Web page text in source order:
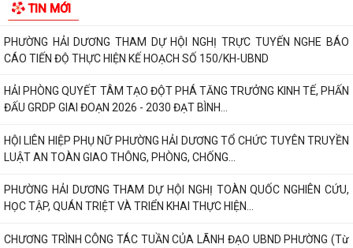
TIN MỚI
dinh dưỡng, cải thiện tình trạng...
PHƯỜNG HẢI DƯƠNG THAM DỰ HỘI NGHỊ TRỰC TUYẾN NGHE BÁO
CÁO TIẾN ĐỘ THỰC HIỆN KẾ HOẠCH SỐ 150/KH-UBND
HẢI PHÒNG QUYẾT TÂM TẠO ĐỘT PHÁ TĂNG TRƯỞNG KINH TẾ, PHẤN
ĐẤU GRDP GIAI ĐOẠN 2026 - 2030 ĐẠT BÌNH...
HỘI LIÊN HIỆP PHỤ NỮ PHƯỜNG HẢI DƯƠNG TỔ CHỨC TUYÊN TRUYỀN
LUẬT AN TOÀN GIAO THÔNG, PHÒNG, CHỐNG...
PHƯỜNG HẢI DƯƠNG THAM DỰ HỘI NGHỊ TOÀN QUỐC NGHIÊN CỨU,
HỌC TẬP, QUÁN TRIỆT VÀ TRIỂN KHAI THỰC HIỆN...
CHƯƠNG TRÌNH CÔNG TÁC TUẦN CỦA LÃNH ĐẠO UBND PHƯỜNG (Từ